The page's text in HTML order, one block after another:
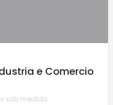
e Comercio
sob medida